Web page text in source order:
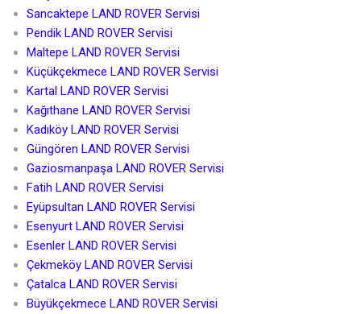
Sancaktepe LAND ROVER Servisi
Pendik LAND ROVER Servisi
Maltepe LAND ROVER Servisi
Küçükçekmece LAND ROVER Servisi
Kartal LAND ROVER Servisi
Kağıthane LAND ROVER Servisi
Kadıköy LAND ROVER Servisi
Güngören LAND ROVER Servisi
Gaziosmanpaşa LAND ROVER Servisi
Fatih LAND ROVER Servisi
Eyüpsultan LAND ROVER Servisi
Esenyurt LAND ROVER Servisi
Esenler LAND ROVER Servisi
Çekmeköy LAND ROVER Servisi
Çatalca LAND ROVER Servisi
Büyükçekmece LAND ROVER Servisi